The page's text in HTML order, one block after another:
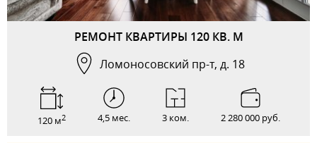
РЕМОНТ КВАРТИРЫ 120 КВ. М
Ломоносовский пр-т, д. 18
120 м2 4,5 мес. 3 ком. 2 280 000 руб.